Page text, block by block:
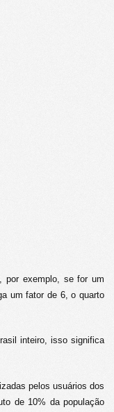
por exemplo, se for um
um fator de 6, o quarto
inteiro, isso significa
pelos usuários dos
de 10% da população